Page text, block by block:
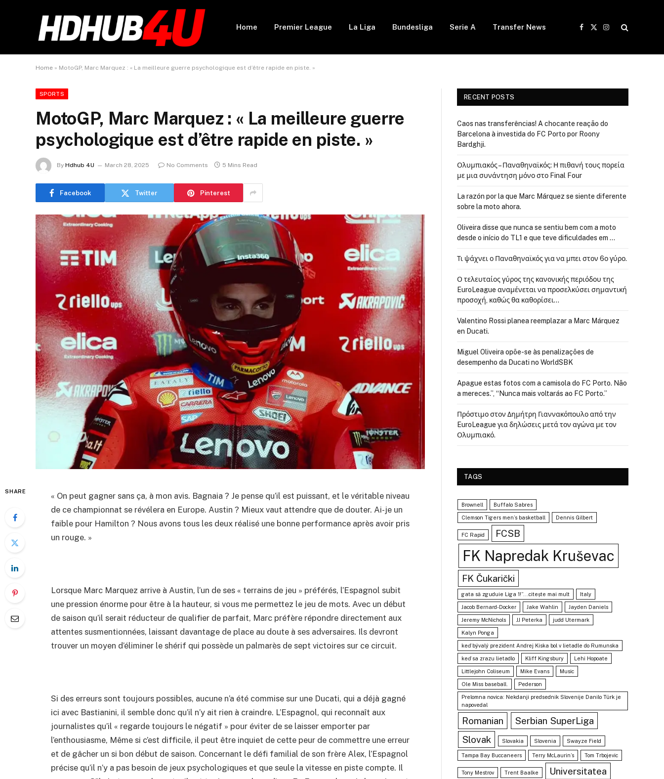
Home Premier League La Liga Bundesliga Serie A Transfer News
Facebook
X
Instagram
Home » MotoGP, Marc Marquez : « La meilleure guerre psychologique est d’être rapide en piste. »
SPORTS
MotoGP, Marc Marquez : « La meilleure guerre
psychologique est d’être rapide en piste. »
By Hdhub 4U March 28, 2025 No Comments 5 Mins Read
Facebook Twitter Pinterest
SHARE
« On peut gagner sans ça, à mon avis. Bagnaia ? Je pense qu’il est puissant, et le véritable niveau
de ce championnat se révélera en Europe. Austin ? Mieux vaut attendre que de douter. Ai-je un
faible pour Hamilton ? Nous avons tous les deux réalisé une bonne performance après avoir pris
un rouge. »
Lorsque Marc Marquez arrive à Austin, l’un de ses « terrains de jeu » préférés, l’Espagnol subit
une pression énorme pour être à la hauteur, si vous me permettez le jeu de mots. Avec un début
de saison qu’il serait réducteur de qualifier de parfait, Marc préfère répondre directement aux
attentes susmentionnées, laissant davantage de place au doute à ses adversaires. Ils devront
trouver un moyen d’éliminer le shérif qui possède un palmarès de sept victoires sur ce circuit.
Si des erreurs sont toujours possibles, aucune n’a été commise sur une Ducati, qui a déjà gagné
ici avec Bastianini, il semble donc qu’il n’y ait rien à craindre. L’Espagnol, qui reconnaît aux
journalistes qu’il « regarde toujours le négatif » pour éviter de se laisser emporter par
l’enthousiasme, Même si c’est difficile, il peut être inquiet de cette peur de commettre une erreur
et de gâcher un si bon début de saison. Concernant le défi familial de son frère Alex, l’Espagnol
précise qu’il n’y a pas besoin de jeux psychologiques et que seule la vitesse en piste compte. Il
RECENT POSTS
Caos nas transferências! A chocante reação do
Barcelona à investida do FC Porto por Roony
Bardghji.
Ολυμπιακός – Παναθηναϊκός: Η πιθανή τους πορεία
με μια συνάντηση μόνο στο Final Four
La razón por la que Marc Márquez se siente diferente
sobre la moto ahora.
Oliveira disse que nunca se sentiu bem com a moto
desde o início do TL1 e que teve dificuldades em …
Τι ψάχνει ο Παναθηναϊκός για να μπει στον 6ο γύρο.
Ο τελευταίος γύρος της κανονικής περιόδου της
EuroLeague αναμένεται να προσελκύσει σημαντική
προσοχή, καθώς θα καθορίσει…
Valentino Rossi planea reemplazar a Marc Márquez
en Ducati.
Miguel Oliveira opõe-se às penalizações de
desempenho da Ducati no WorldSBK
Apague estas fotos com a camisola do FC Porto. Não
a mereces.”, “Nunca mais voltarás ao FC Porto.”
Πρόστιμο στον Δημήτρη Γιαννακόπουλο από την
EuroLeague για δηλώσεις μετά τον αγώνα με τον
Ολυμπιακό.
TAGS
Brownell Buffalo Sabres
Clemson Tigers men’s basketball Dennis Gilbert
FC Rapid FCSB
FK Napredak Kruševac
FK Čukarički
gata să zguduie Liga 1!”...citește mai mult Italy
Jacob Bernard-Docker Jake Wahlin Jayden Daniels
Jeremy McNichols JJ Peterka judd Utermark
Kalyn Ponga
keď bývalý prezident Andrej Kiska bol v lietadle do Rumunska
keď sa zrazu lietadlo Kliff Kingsbury Lehi Hopoate
Littlejohn Coliseum Mike Evans Music
Ole Miss baseball. Pederson
Prelomna novica: Nekdanji predsednik Slovenije Danilo Türk je
napovedal
Romanian
Serbian SuperLiga
Slovak
Slovakia Slovenia Swayze Field
Tampa Bay Buccaneers Terry McLaurin’s Tom Trbojevic
Tony Mestrov Trent Baalke Universitatea